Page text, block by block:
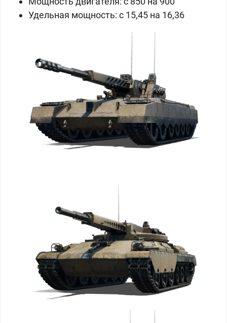
Удельная мощность: c 15,45 на 16,36